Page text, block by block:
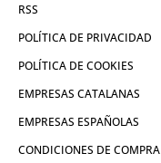
RSS
POLÍTICA DE PRIVACIDAD
POLÍTICA DE COOKIES
EMPRESAS CATALANAS
EMPRESAS ESPAÑOLAS
CONDICIONES DE COMPRA